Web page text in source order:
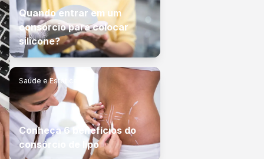
Quando entrar em um
consórcio para colocar
silicone?
Saúde e Estética
Conheça 6 benefícios do
consórcio de lipo